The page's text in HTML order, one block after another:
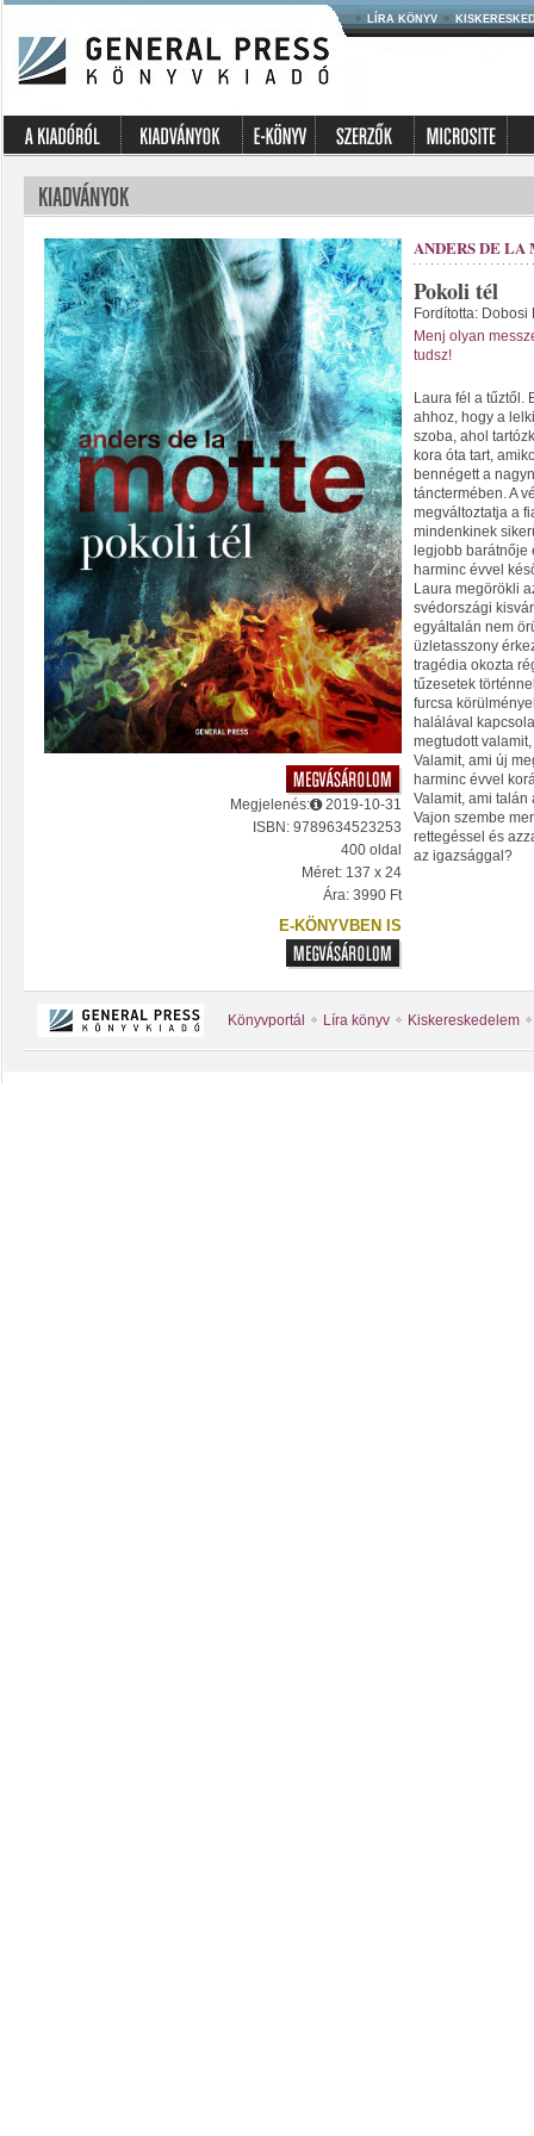
LÍRA KÖNYV
Megjelenés:
2019-10-31
ISBN: 9789634523253
400 oldal
Méret: 137 x 24
Ára: 3990 Ft
E-KÖNYVBEN IS
ANDERS DE LA
Pokoli tél
Fordította: Dobosi
Menj olyan
tudsz!
Laura fél a tűztől.
ahhoz, hogy a
szoba, ahol
kora óta tart,
bennégett a
tánctermében. A
megváltoztatja a
mindenkinek
legjobb barátnője
harminc évvel
Laura megörökli
svédországi
egyáltalán nem
üzletasszony
tragédia okozta
tűzesetek
furcsa
halálával
megtudott
Valamit, ami új
harminc évvel
Valamit, ami talán
Vajon szembe
rettegéssel és
az igazsággal?
Könyvportál Líra könyv Kiskereskedelem